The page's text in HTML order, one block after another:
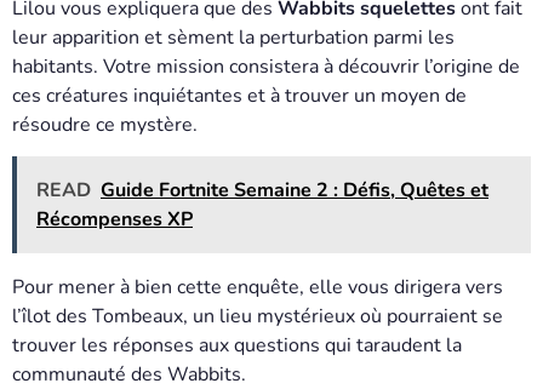
Lilou vous expliquera que des Wabbits squelettesont fait
leur apparition et sèment la perturbation parmi les
habitants. Votre mission consistera à découvrir l’origine de
ces créatures inquiétantes et à trouver un moyen de
résoudre ce mystère.
READ Guide Fortnite Semaine 2 : Défis, Quêtes et
Récompenses XP
Pour mener à bien cette enquête, elle vous dirigera vers
l’îlot des Tombeaux, un lieu mystérieux où pourraient se
trouver les réponses aux questions qui taraudent la
communauté des Wabbits.